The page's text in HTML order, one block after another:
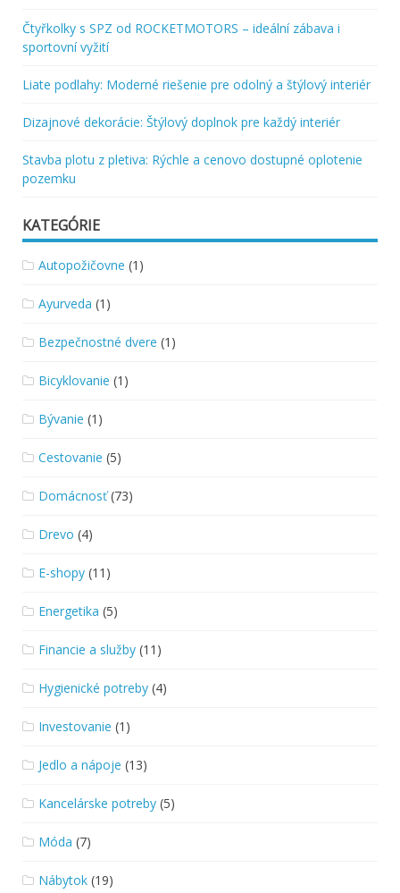
Čtyřkolky s SPZ od ROCKETMOTORS – ideální zábava i
sportovní vyžití
Liate podlahy: Moderné riešenie pre odolný a štýlový interiér
Dizajnové dekorácie: Štýlový doplnok pre každý interiér
Stavba plotu z pletiva: Rýchle a cenovo dostupné oplotenie
pozemku
KATEGÓRIE
Autopožičovne (1)
Ayurveda (1)
Bezpečnostné dvere (1)
Bicyklovanie (1)
Bývanie (1)
Cestovanie (5)
Domácnosť(73)
Drevo (4)
E-shopy (11)
Energetika (5)
Financie a služby (11)
Hygienické potreby (4)
Investovanie (1)
Jedlo a nápoje (13)
Kancelárske potreby (5)
Móda (7)
Nábytok (19)